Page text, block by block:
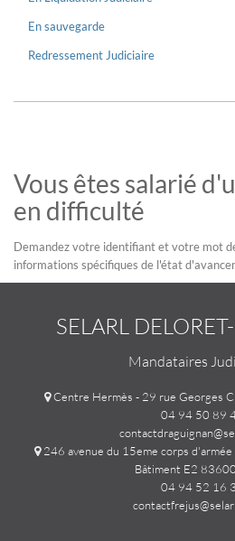
En sauvegarde
Redressement Judiciaire
Vous êtes salarié
en difficulté
Demandez votre identifiant et votre mot
informations spécifiques de l'état
SELARL
Mandataires
Centre Hermès - 29 rue Georges
04 94 50 89
246 avenue du 15eme corps
Bâtiment E2
04 94 52 16